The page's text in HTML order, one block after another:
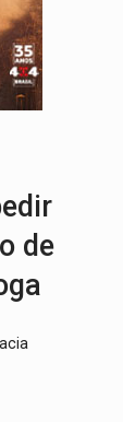
do Festival de
em declaração de
de incentivo com
de